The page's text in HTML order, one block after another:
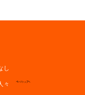
し
々 ページトップへ